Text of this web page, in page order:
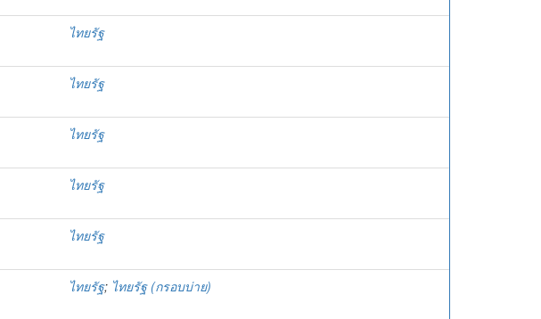
ไทยรัฐ
ไทยรัฐ
ไทยรัฐ
ไทยรัฐ
ไทยรัฐ
ไทยรัฐ; ไทยรัฐ (กรอบบ่าย)